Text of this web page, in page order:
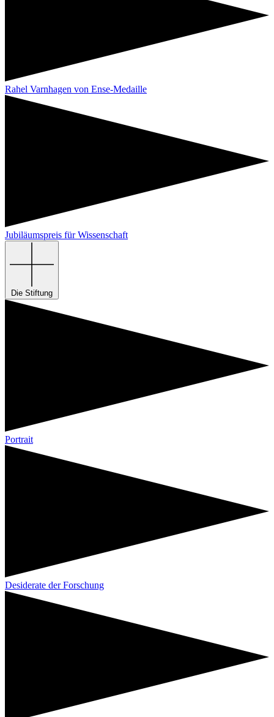
Rahel Varnhagen von Ense-Medaille
Jubiläumspreis für Wissenschaft
Die Stiftung
Portrait
Desiderate der Forschung